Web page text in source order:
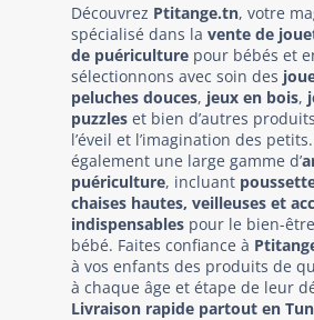
Découvrez Ptitange.tn, votre
spécialisé dans la vente de
de puériculture pour bébés et
sélectionnons avec soin des
peluches douces, jeux en bois,
puzzles et bien d’autres
l’éveil et l’imagination des
également une large gamme d’
puériculture, incluant
chaises hautes, veilleuses et
indispensables pour le bien-
bébé. Faites confiance à
à vos enfants des produits de
à chaque âge et étape de leur
Livraison rapide partout en